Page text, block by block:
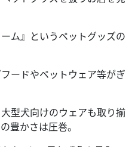
ム』というペットグッズの
ードやペットウェア等がぎ
型犬向けのウェアも取り揃
豊かさは圧巻。